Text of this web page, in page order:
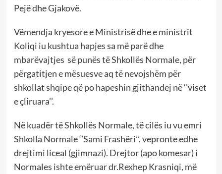
Pejë dhe Gjakovë.
Vëmendja kryesore e Ministrisë dhe e ministrit
Koliqi iu kushtua hapjes sa më parë dhe
mbarëvajtjes së punës të Shkollës Normale, për
përgatitjen e mësuesve aq të nevojshëm për
shkollat shqipe që po hapeshin gjithandej në ‘’viset
e çliruara’’.
Në kuadër të Shkollës Normale, të cilës iu vu emri
Shkolla Normale ‘’Sami Frashëri’’, vepronte edhe
drejtimi liceal (gjimnazi). Drejtor (apo komesar) i
Normales ishte emëruar dr.Rexhep Krasniqi, më